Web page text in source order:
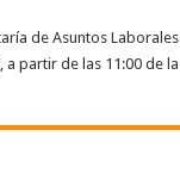
de Asuntos
partir de las 11:00 de